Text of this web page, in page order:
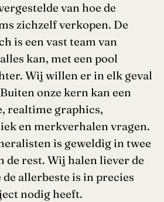
van hoe de
zichzelf verkopen. De
is een vast team van
kan, met een pool
Wij willen er in elk geval
onze kern kan een
realtime graphics,
en merkverhalen vragen.
is geweldig in twee
de rest. Wij halen liever de
allerbeste is in precies
nodig heeft.